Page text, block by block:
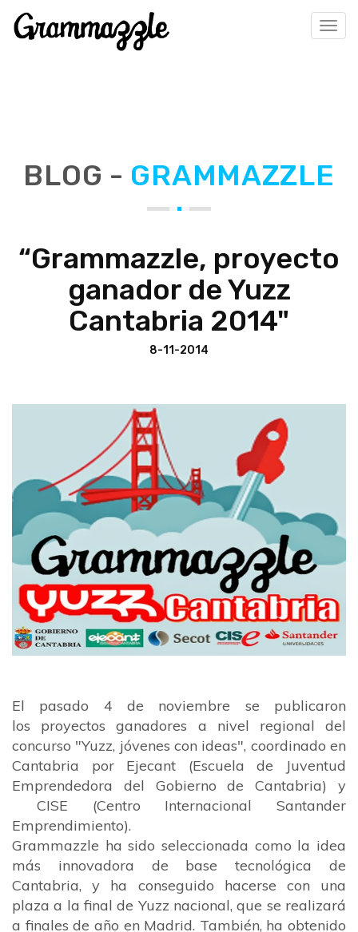
BLOG - GRAMMAZZLE
“Grammazzle, proyecto
ganador de Yuzz
Cantabria 2014"
8-11-2014
El pasado 4 de noviembre se publicaron
los
proyectos ganadores
a nivel regional del
concurso "Yuzz, jóvenes con ideas", coordinado en
Cantabria por
Ejecant (Escuela de Juventud
Emprendedora del Gobierno de Cantabria) y
CISE
(Centro Internacional Santander
Emprendimiento).
Grammazzle ha sido seleccionada como la idea
más innovadora de base tecnológica de
Cantabria, y ha conseguido hacerse con una
plaza a la final de Yuzz nacional, que se realizará
a finales de año en Madrid. También, ha obtenido